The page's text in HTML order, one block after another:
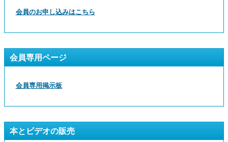
会員のお申し込みはこちら
会員専用ページ
会員専用掲示板
本とビデオの販売